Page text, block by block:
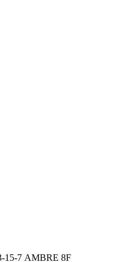
15-7 AMBRE 8F